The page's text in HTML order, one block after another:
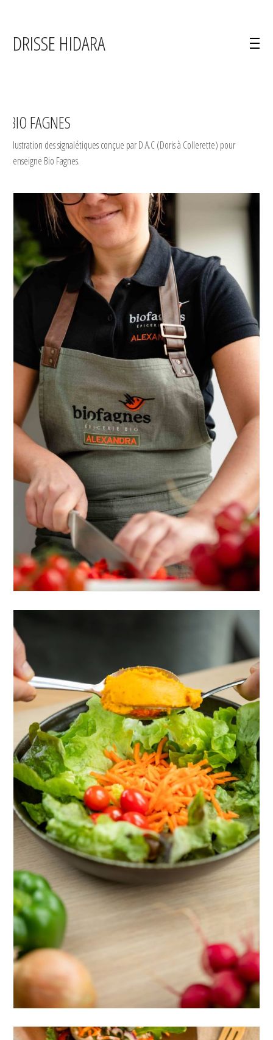
IDRISSE HIDARA
BIO FAGNES
Illustration des signalétiques conçue par D.A.C (Doris à Collerette) pour
l'enseigne Bio Fagnes.